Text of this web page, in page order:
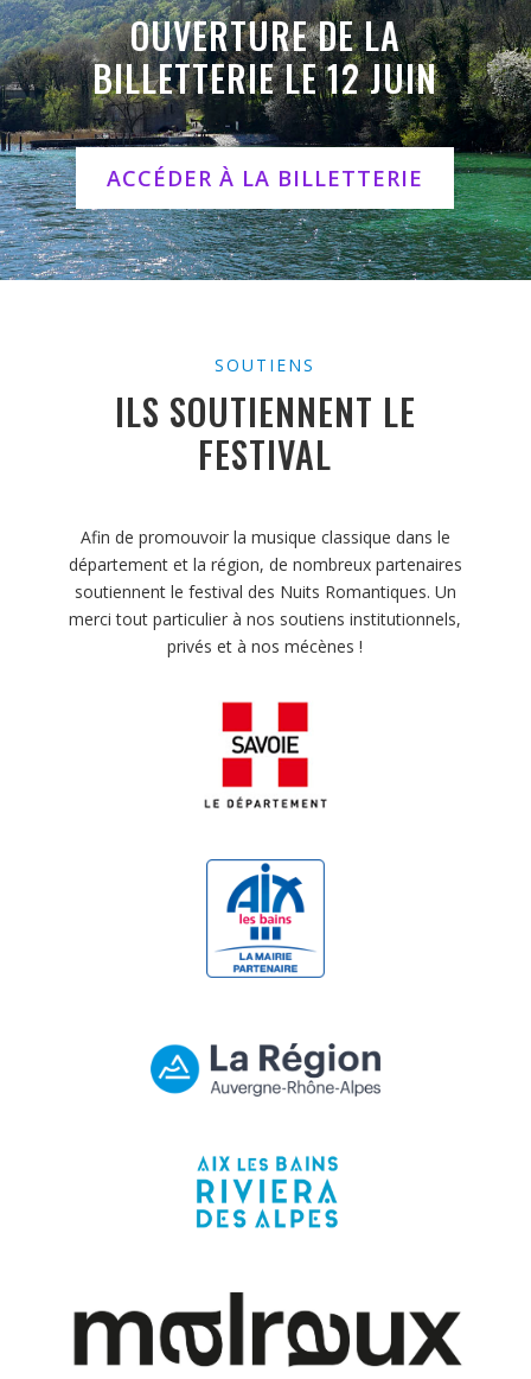
OUVERTURE DE LA
BILLETTERIE LE 12 JUIN
ACCÉDER À LA BILLETTERIE
SOUTIENS
ILS SOUTIENNENT LE
FESTIVAL
Afin de promouvoir la musique classique dans le
département et la région, de nombreux partenaires
soutiennent le festival des Nuits Romantiques. Un
merci tout particulier à nos soutiens institutionnels,
privés et à nos mécènes !